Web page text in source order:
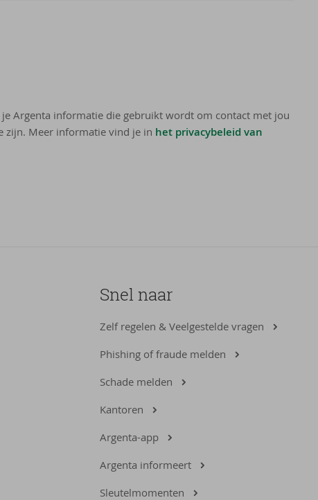
Argenta informatie die gebruikt wordt om contact met jou
zijn. Meer informatie vind je in het privacybeleid van
Snel naar
Zelf regelen & Veelgestelde vragen
Phishing of fraude melden
Schade melden
Kantoren
Argenta-app
Argenta informeert
Sleutelmomenten